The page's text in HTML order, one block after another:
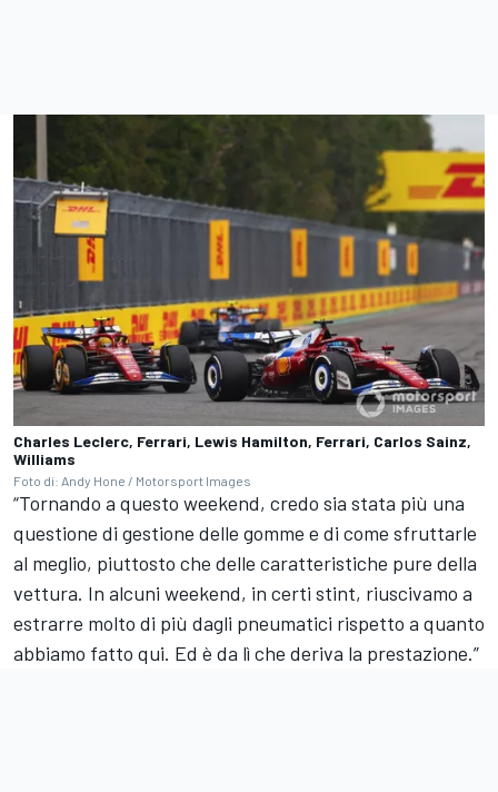
Charles Leclerc, Ferrari, Lewis Hamilton, Ferrari, Carlos Sainz,
Williams
Foto di: Andy Hone / Motorsport Images
“Tornando a questo weekend, credo sia stata più una
questione di gestione delle gomme e di come sfruttarle
al meglio, piuttosto che delle caratteristiche pure della
vettura. In alcuni weekend, in certi stint, riuscivamo a
estrarre molto di più dagli pneumatici rispetto a quanto
abbiamo fatto qui. Ed è da lì che deriva la prestazione.”